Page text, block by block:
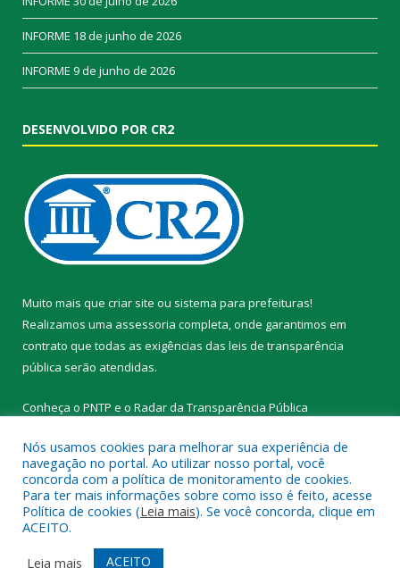
INFORME 18 de junho de 2026
INFORME 9 de junho de 2026
DESENVOLVIDO POR CR2
Muito mais que criar site ou sistema para prefeituras!
Realizamos uma assessoria completa, onde garantimos em
contrato que todas as exigências das leis de transparência
pública serão atendidas.
Conheça o PNTP e o Radar da Transparência Pública
Todos os direitos reservados a Prefeitura Municipal de Novo
Progresso.
Mapa do Site Acessar Área Administrativa
Nós usamos cookies para melhorar sua experiência de
navegação no portal. Ao utilizar nosso portal, você
concorda com a política de monitoramento de cookies.
Para ter mais informações sobre como isso é feito, acesse
Política de cookies (Leia mais). Se você concorda, clique em
ACEITO.
Leia mais
ACEITO